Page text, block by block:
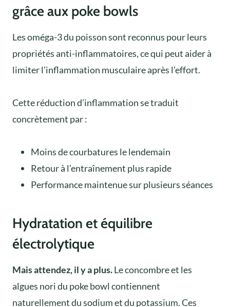
grâce aux poke bowls
Les oméga-3 du poisson sont reconnus pour leurs
propriétés anti-inflammatoires, ce qui peut aider à
limiter l’inflammation musculaire après l’effort.
Cette réduction d’inflammation se traduit
concrètement par :
Moins de courbatures le lendemain
Retour à l’entraînement plus rapide
Performance maintenue sur plusieurs séances
Hydratation et équilibre
électrolytique
Mais attendez, il y a plus.Le concombre et les
algues nori du poke bowl contiennent
naturellement du sodium et du potassium. Ces